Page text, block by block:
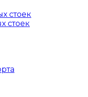
стоек
стоек